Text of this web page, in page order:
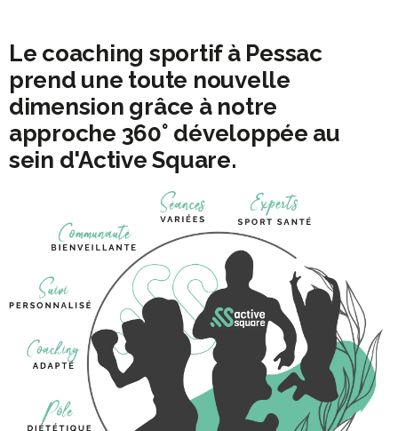
Le coaching sportif à Pessac
prend une toute nouvelle
dimension grâce à notre
approche 360° développée au
sein d'Active Square.
EN CE MOMENT